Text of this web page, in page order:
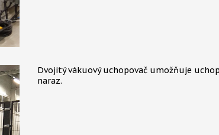
Dvojitý vákuový uchopovač umožňuje
naraz.